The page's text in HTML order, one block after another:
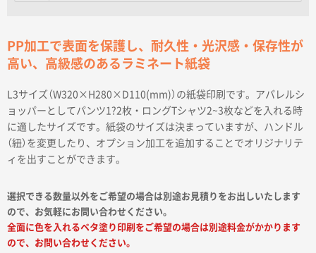
PP加工で表面を保護し、耐久性・光沢感・保存性が
高い、高級感のあるラミネート紙袋
L3サイズ（W320×H280×D110(mm)）の紙袋印刷です。アパレルシ
ョッパーとしてパンツ1?2枚・ロングTシャツ2~3枚などを入れる時
に適したサイズです。紙袋のサイズは決まっていますが、ハンドル
（紐）を変更したり、オプション加工を追加することでオリジナリテ
ィを出すことができます。
選択できる数量以外をご希望の場合は別途お見積りをお出しいたします
ので、お気軽にお問い合わせください。
全面に色を入れるベタ塗り印刷をご希望の場合は別途料金がかかります
ので、お問い合わせください。